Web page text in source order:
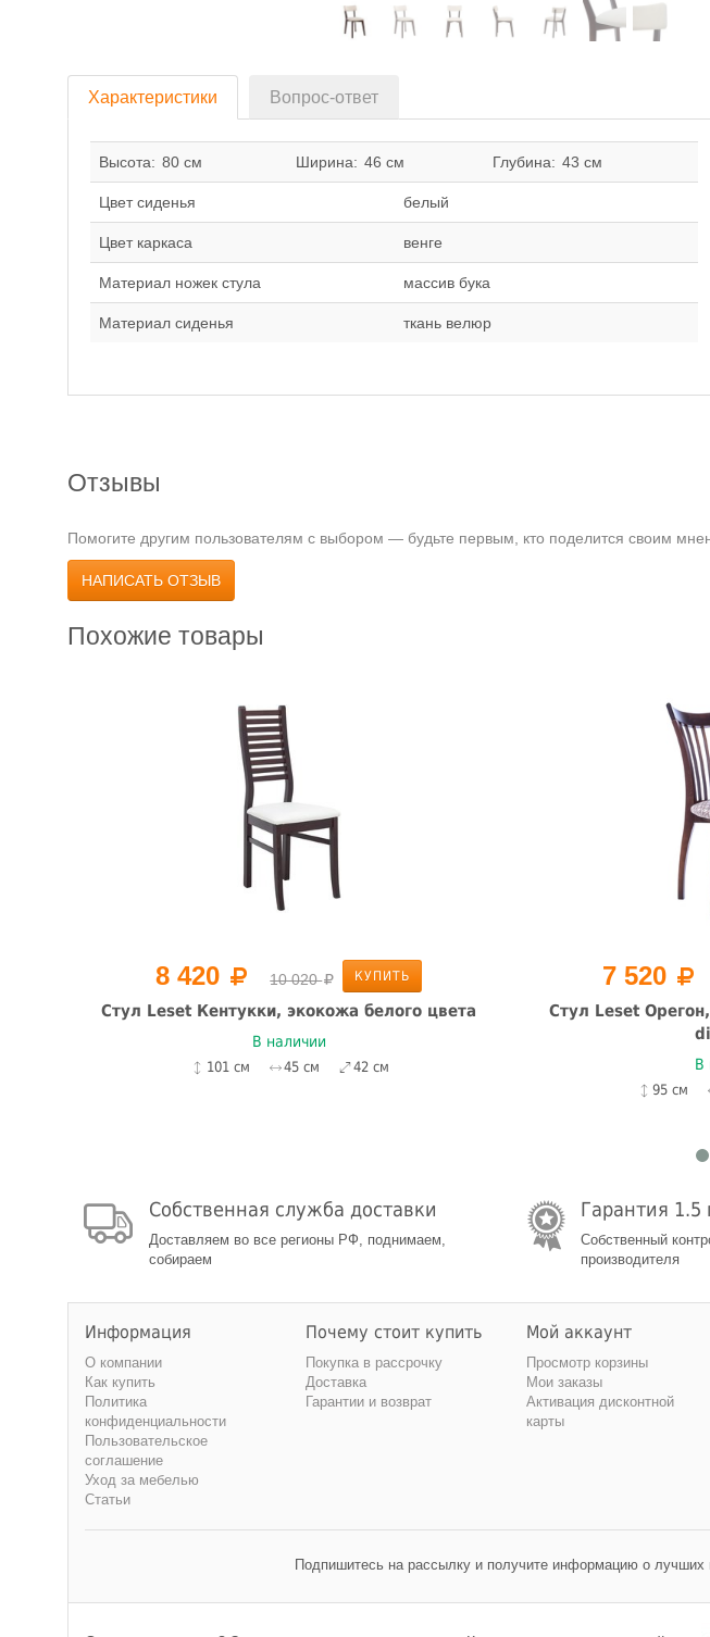
Характеристики Вопрос-ответ
Высота: 80 см Ширина: 46 см Глубина: 43 см
Цвет сиденья белый
Цвет каркаса венге
Материал ножек стула массив бука
Материал сиденья ткань велюр
Отзывы
Помогите другим пользователям с выбором — будьте первым, кто поделится своим
НАПИСАТЬ ОТЗЫВ
Похожие товары
8 420 10 020 КУПИТЬ
Стул Leset Кентукки, экокожа белого цвета
В наличии
101 см 45 см 42 см
7 520
Стул Leset
В
95 см
Собственная служба доставки
Доставляем во все регионы РФ, поднимаем,
собираем
Гарантия 1.5
Собственный
производителя
Информация
О компании
Как купить
Политика
конфиденциальности
Пользовательское
соглашение
Уход за мебелью
Статьи
Почему стоит купить
Покупка в рассрочку
Доставка
Гарантии и возврат
Мой аккаунт
Просмотр корзины
Мои заказы
Активация дисконтной
карты
Подпишитесь на рассылку и получите информацию о лучших